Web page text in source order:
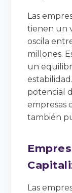
Las
tienen un
oscila
millones.
un
potencial
empresas
también
Las